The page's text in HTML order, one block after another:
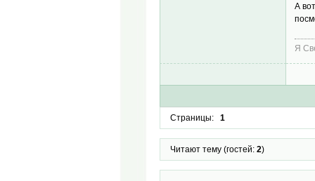
А
Я
Страницы: 1
Читают тему (гостей: 2)